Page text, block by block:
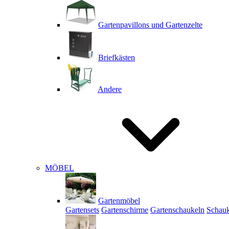
Gartenpavillons und Gartenzelte
Briefkästen
Andere
MÖBEL
Gartenmöbel
Gartensets Gartenschirme Gartenschaukeln